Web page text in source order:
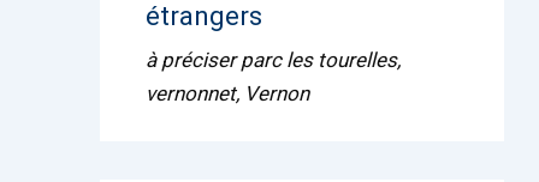
étrangers
à préciserparc les tourelles,
vernonnet, Vernon